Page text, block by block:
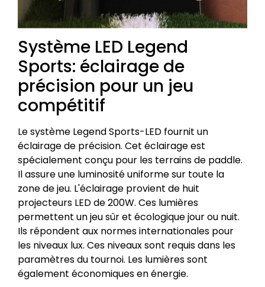
Système LED Legend
Sports: éclairage de
précision pour un jeu
compétitif
Le système Legend Sports-LED fournit un
éclairage de précision. Cet éclairage est
spécialement conçu pour les terrains de paddle.
Il assure une luminosité uniforme sur toute la
zone de jeu. L'éclairage provient de huit
projecteurs LED de 200W. Ces lumières
permettent un jeu sûr et écologique jour ou nuit.
Ils répondent aux normes internationales pour
les niveaux lux. Ces niveaux sont requis dans les
paramètres du tournoi. Les lumières sont
également économiques en énergie.